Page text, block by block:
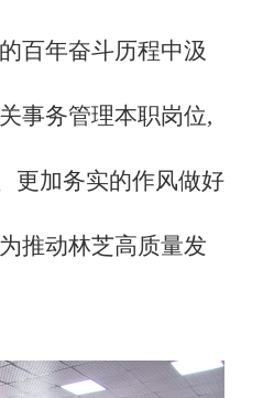
百年奋斗历程中汲
事务管理本职岗位,
更加务实的作风做好
推动林芝高质量发